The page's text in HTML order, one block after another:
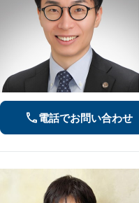
電話でお問い合わせ